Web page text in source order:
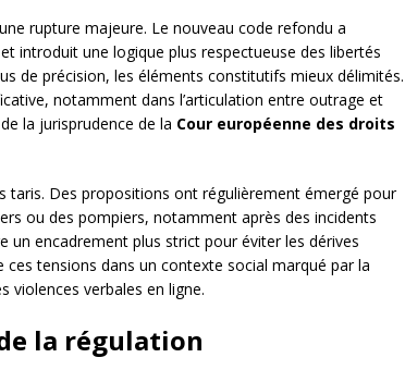
rupture majeure. Le nouveau code refondu a
introduit une logique plus respectueuse des libertés
de précision, les éléments constitutifs mieux délimités.
notamment dans l’articulation entre outrage et
la jurisprudence de la Cour européenne des droits
taris. Des propositions ont régulièrement émergé pour
ou des pompiers, notamment après des incidents
un encadrement plus strict pour éviter les dérives
ces tensions dans un contexte social marqué par la
violences verbales en ligne.
la régulation